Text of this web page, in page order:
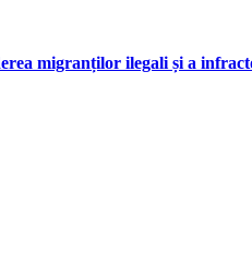
migranților ilegali și a